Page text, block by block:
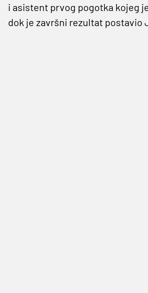
i asistent prvog pogotka kojeg
dok je završni rezultat postavio